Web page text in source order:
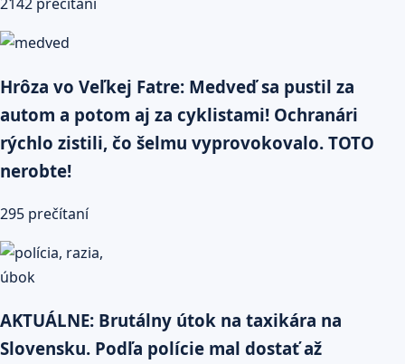
Hrôza vo Veľkej Fatre: Medveď sa pustil za
autom a potom aj za cyklistami! Ochranári
rýchlo zistili, čo šelmu vyprovokovalo. TOTO
nerobte!
295 prečítaní
AKTUÁLNE: Brutálny útok na taxikára na
Slovensku. Podľa polície mal dostať až